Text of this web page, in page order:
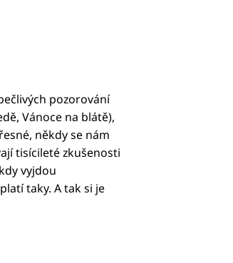
pozorování
Vánoce na blátě),
někdy se nám
tisícileté zkušenosti
vyjdou
taky. A tak si je